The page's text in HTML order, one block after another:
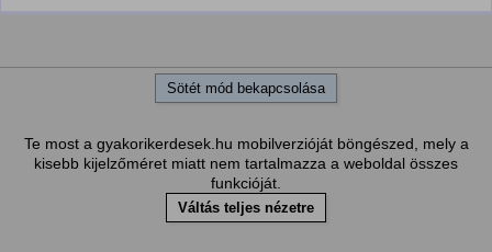
Sötét mód bekapcsolása
Te most a gyakorikerdesek.hu mobilverzióját böngészed, mely a
kisebb kijelzőméret miatt nem tartalmazza a weboldal összes
funkcióját.
Váltás teljes nézetre